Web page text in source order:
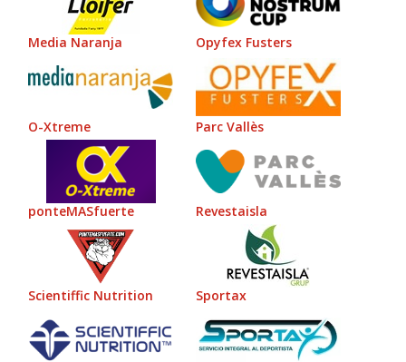
Media Naranja Opyfex Fusters
O-Xtreme Parc Vallès
ponteMASfuerte Revestaisla
Scientiffic Nutrition Sportax